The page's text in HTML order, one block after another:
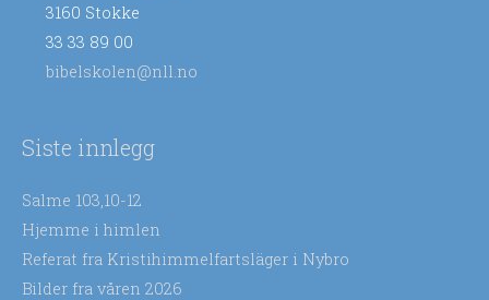
3160 Stokke
33 33 89 00
bibelskolen@nll.no
Siste innlegg
Salme 103,10-12
Hjemme i himlen
Referat fra Kristihimmelfartsläger i Nybro
Bilder fra våren 2026